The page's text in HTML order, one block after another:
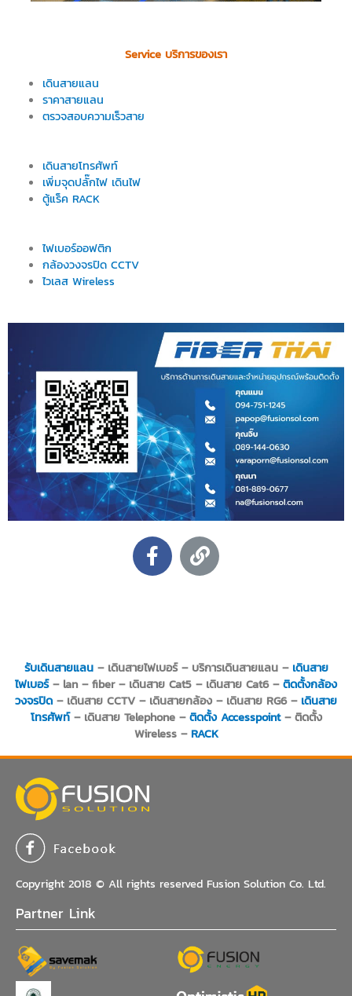
Service บริการของเรา
เดินสายแลน
ราคาสายแลน
ตรวจสอบความเร็วสาย
เดินสายโทรศัพท์
เพิ่มจุดปลั๊กไฟ เดินไฟ
ตู้แร็ค RACK
ไฟเบอร์ออฟติก
กล้องวงจรปิด CCTV
ไวเลส Wireless
F
a
c
o
k
L
i
n
รับเดินสายแลน– เดินสายไฟเบอร์ – บริการเดินสายแลน – เดินสาย
ไฟเบอร์– lan – fiber – เดินสาย Cat5 – เดินสาย Cat6 –ติดตั้งกล้อง
วงจรปิด – เดินสาย CCTV – เดินสายกล้อง – เดินสาย RG6 – เดินสาย
โทรศัพท์– เดินสาย Telephone –ติดตั้ง Accesspoint– ติดตั้ง
Wireless – RACK
Copyright 2018 © All rights reserved Fusion Solution Co. Ltd.
Partner Link